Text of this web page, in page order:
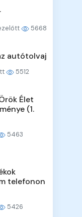
5668
autótolvaj
5512
Élet
(1.
5463
telefonon
5426